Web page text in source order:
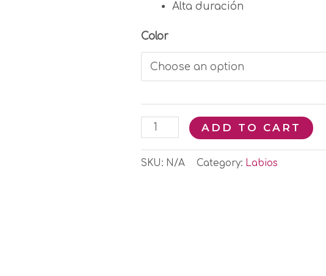
Alta duración
Color
ADD TO CART
SKU: N/A Category: Labios